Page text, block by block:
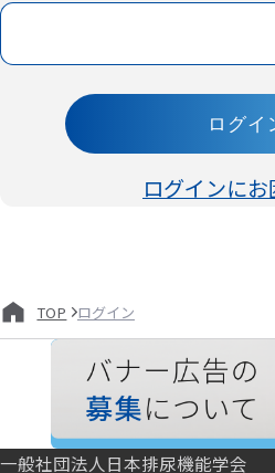
ログイ
ログインに
TOP ログイン
一般社団法人日本排尿機能学会